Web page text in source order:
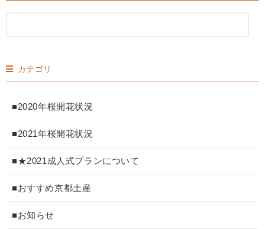
カテゴリ
■2020年桜開花状況
■2021年桜開花状況
■★2021成人式プランについて
■おすすめ京都土産
■お知らせ